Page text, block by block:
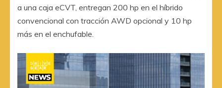
a una caja eCVT, entregan 200 hp en el híbrido
convencional con tracción AWD opcional y 10 hp
más en el enchufable.